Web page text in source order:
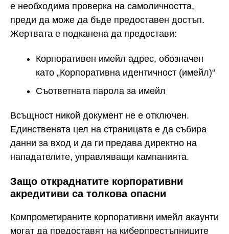
е необходима проверка на самоличността,
преди да може да бъде предоставен достъп.
Жертвата е подканена да предостави:
Корпоративен имейл адрес, обозначен
като „Корпоративна идентичност (имейл)“
Съответната парола за имейл
Всъщност никой документ не е отключен.
Единствената цел на страницата е да събира
данни за вход и да ги предава директно на
нападателите, управляващи кампанията.
Защо откраднатите корпоративни
акредитиви са толкова опасни
Компрометираните корпоративни имейл акаунти
могат да предоставят на киберпрестъпниците